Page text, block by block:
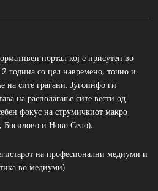
портал кој е присутен во
година со цел навремено, точно и
сите граѓани. Југоинфо ги
на располагање сите вести од
фокус на струмичкиот макро
Босилово и Ново Село).
на професионални медиуми и
во медиуми)